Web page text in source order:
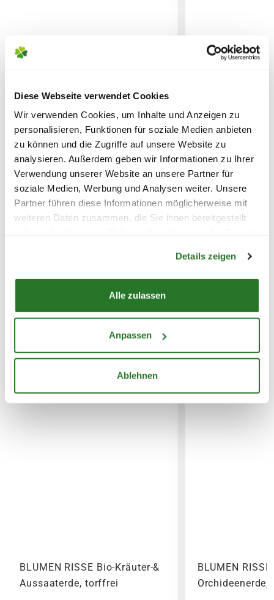
Diese Webseite verwendet Cookies
Wir verwenden Cookies, um Inhalte und Anzeigen zu
personalisieren, Funktionen für soziale Medien anbieten
zu können und die Zugriffe auf unsere Website zu
analysieren. Außerdem geben wir Informationen zu Ihrer
Verwendung unserer Website an unsere Partner für
soziale Medien, Werbung und Analysen weiter. Unsere
Partner führen diese Informationen möglicherweise mit
weiteren Daten zusammen, die Sie ihnen bereitgestellt
Details zeigen
Alle zulassen
Anpassen
Ablehnen
SPEDITIONSVERSAND
FLORAGARD Blähton-
Tongranulat, 2x25 L
29,99
inkl. MwSt.zzgl. Versandkosten
FLORAGARD
Tongranulat,
12,99
inkl. MwSt.zzgl.
WEITERE PRODUKTE
BLUMEN RISSE Bio-Kräuter-&
Aussaaterde, torffrei
BLUMEN